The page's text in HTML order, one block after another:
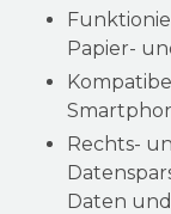
Papier-
Rechts-
Daten